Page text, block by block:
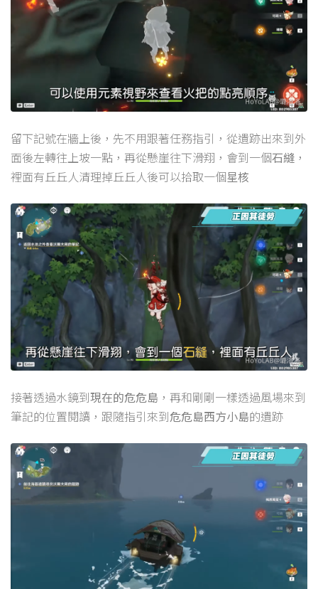
留下記號在牆上後，先不用跟著任務指引，從遺跡出來到外
面後左轉往上坡一點，再從懸崖往下滑翔，會到一個石縫 ，
裡面有丘丘人清理掉丘丘人後可以拾取一個星核
接著透過水鏡到現在的危危島 ，再和剛剛一樣透過風場來到
筆記的位置閱讀，跟隨指引來到危危島西方小島的遺跡